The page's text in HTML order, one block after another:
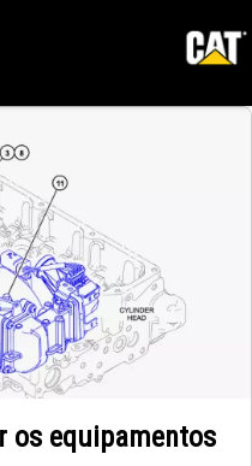
os equipamentos